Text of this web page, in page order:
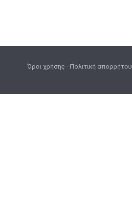
Όροι χρήσης -Πολιτική απορρήτου